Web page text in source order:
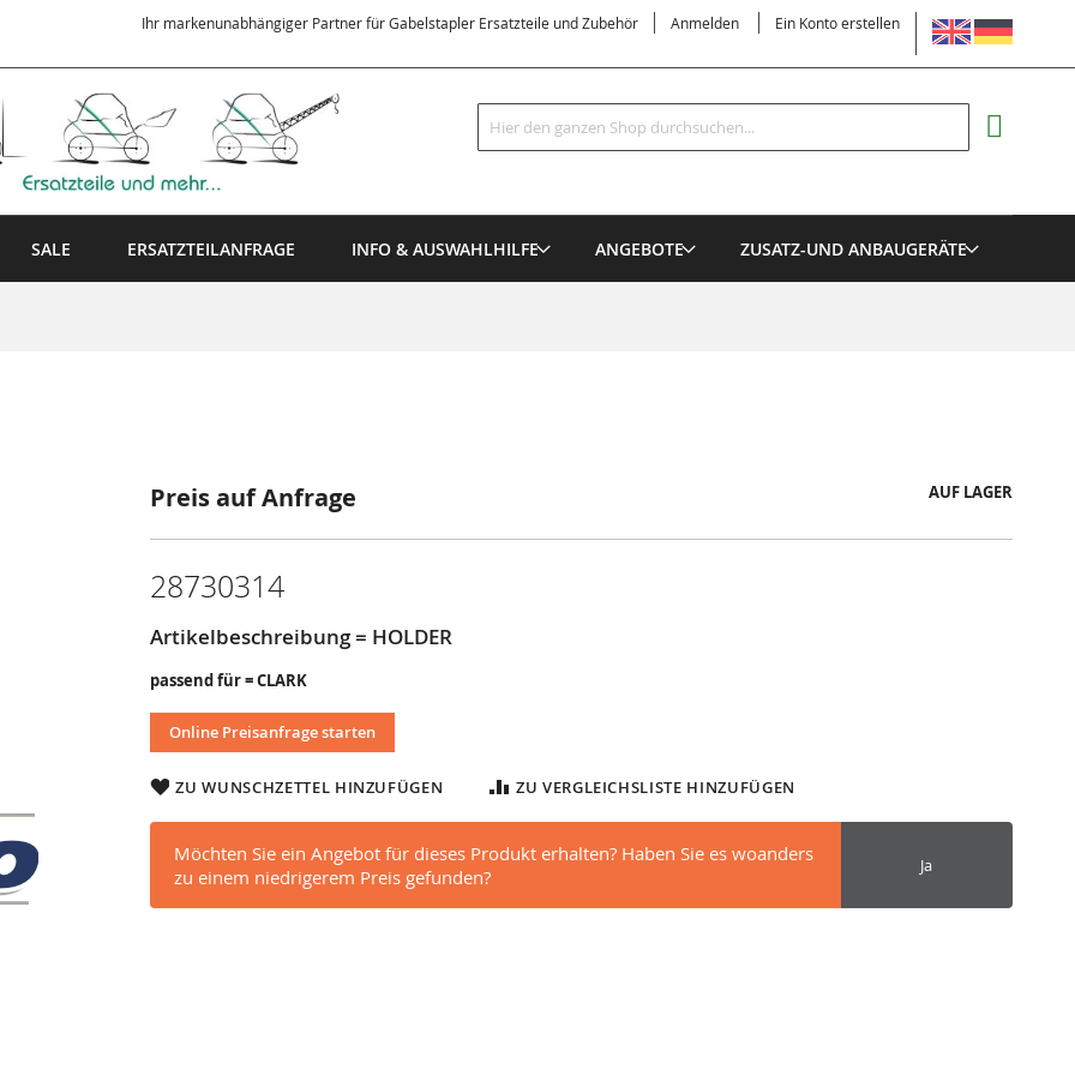
SPRACHE
Ihr markenunabhängiger Partner für Gabelstapler Ersatzteile und Zubehör Anmelden Ein Konto erstellen
Suche
Suche
SALE ERSATZTEILANFRAGE INFO & AUSWAHLHILFE ANGEBOTE ZUSATZ-UND ANBAUGERÄTE
Preis auf Anfrage AUF LAGER
28730314
Artikelbeschreibung = HOLDER
passend für = CLARK
Online Preisanfrage starten
ZU WUNSCHZETTEL HINZUFÜGEN ZU VERGLEICHSLISTE HINZUFÜGEN
Möchten Sie ein Angebot für dieses Produkt erhalten? Haben Sie es woanders
zu einem niedrigerem Preis gefunden?
Ja